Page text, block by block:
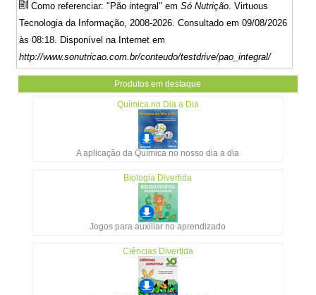
Como referenciar: "Pão integral" emSó Nutrição. Virtuous
Tecnologia da Informação, 2008-2026. Consultado em 09/08/2026
às 08:18. Disponível na Internet em
http://www.sonutricao.com.br/conteudo/testdrive/pao_integral/
Produtos em destaque
Química no Dia a Dia
A aplicação da Química no nosso dia a dia
Biologia Divertida
Jogos para auxiliar no aprendizado
Ciências Divertida